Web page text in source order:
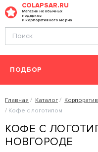
COLAPSAR.RU
Магазин необычных
подарков
и корпоративного мерча
ПОДБОР
Главная Каталог
Кофе с логотипом
КОФЕ С
НОВГОРОДЕ